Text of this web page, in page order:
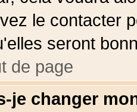
le contacter
seront
de page
je changer